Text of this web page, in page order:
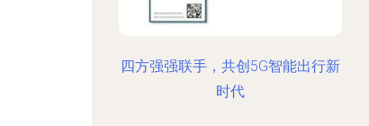
四方强强联手，共创5G智能出行新
时代